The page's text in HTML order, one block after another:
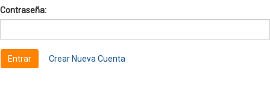
Contraseña:
Crear Nueva Cuenta